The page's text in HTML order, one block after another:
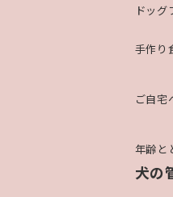
ドッ
手作り
ご自宅
年齢と
犬の